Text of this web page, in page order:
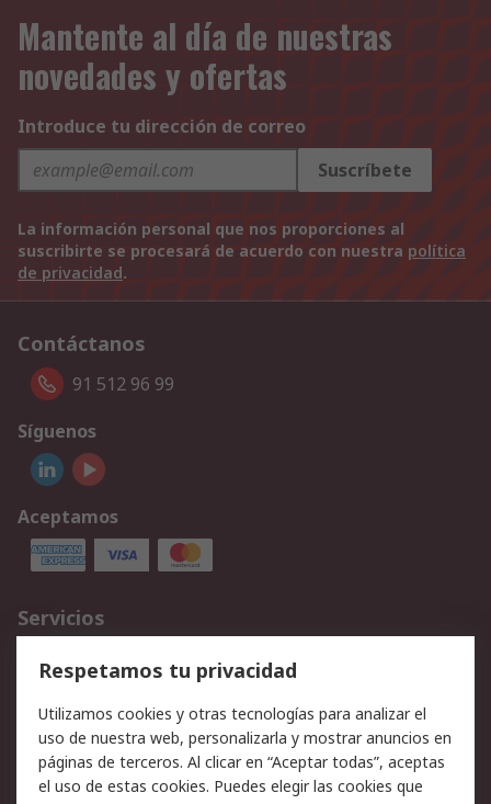
Mantente al día de nuestras
novedades y ofertas
Introduce tu dirección de correo
Suscríbete
La información personal que nos proporciones al
suscribirte se procesará de acuerdo con nuestra política
de privacidad.
Contáctanos
91 512 96 99
Síguenos
Aceptamos
Servicios
Cómo realizar pedidos
Devoluciones
Facturación y pago
Ofertas
Soporte técnico
Legal
Respetamos tu privacidad
Utilizamos cookies y otras tecnologías para analizar el
uso de nuestra web, personalizarla y mostrar anuncios en
páginas de terceros. Al clicar en “Aceptar todas”, aceptas
el uso de estas cookies. Puedes elegir las cookies que